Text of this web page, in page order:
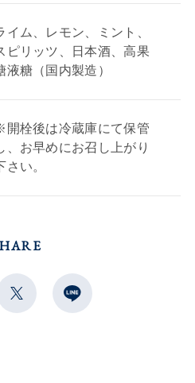
イム、レモン、ミント、
ピリッツ、日本酒、高果
液糖（国内製造）
開栓後は冷蔵庫にて保管
、お早めにお召し上がり
さい。